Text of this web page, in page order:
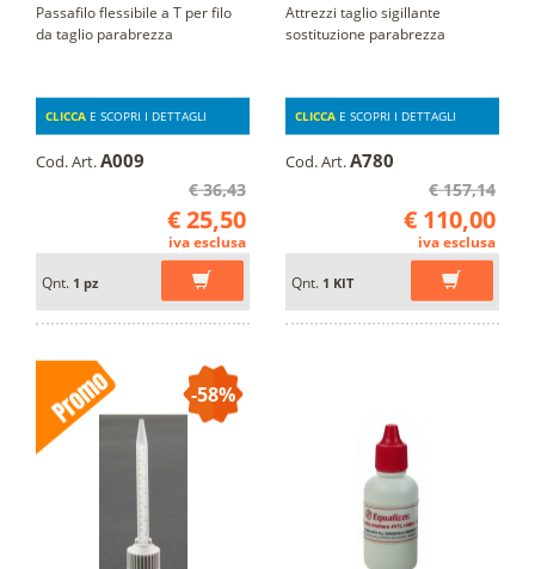
Passafilo flessibile a T per filo
da taglio parabrezza
CLICCA E SCOPRI I DETTAGLI
Cod. Art.A009
€ 36,43
€ 25,50
iva esclusa
Qnt. 1 pz
Attrezzi taglio sigillante
sostituzione parabrezza
CLICCA E SCOPRI I DETTAGLI
Cod. Art.A780
€ 157,14
€ 110,00
iva esclusa
Qnt. 1 KIT
-58%